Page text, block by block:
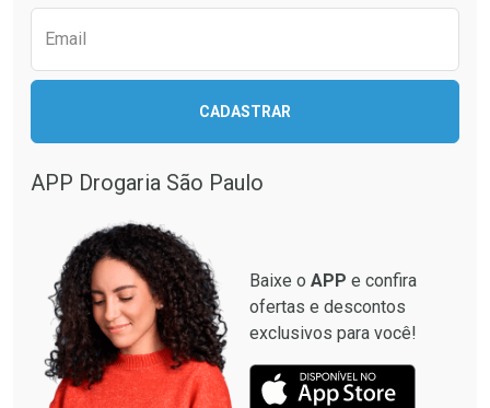
Ver Desconto Convênio
Email
CADASTRAR
APP Drogaria São Paulo
Baixe o APP e confira
ofertas e descontos
exclusivos para você!